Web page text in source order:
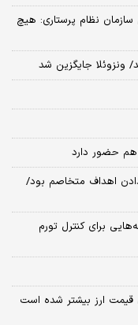
نظام پرستاری: هیچ
ونزوئلا جایگزین شد
هم حضور دارد
اهداف متخاصم بود/
برای کنترل تورم
قیمت ارز بیشتر شده است